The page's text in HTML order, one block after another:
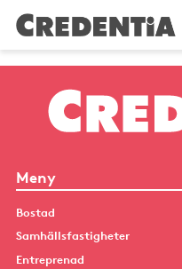
Meny
Bostad
Samhällsfastigheter
Entreprenad